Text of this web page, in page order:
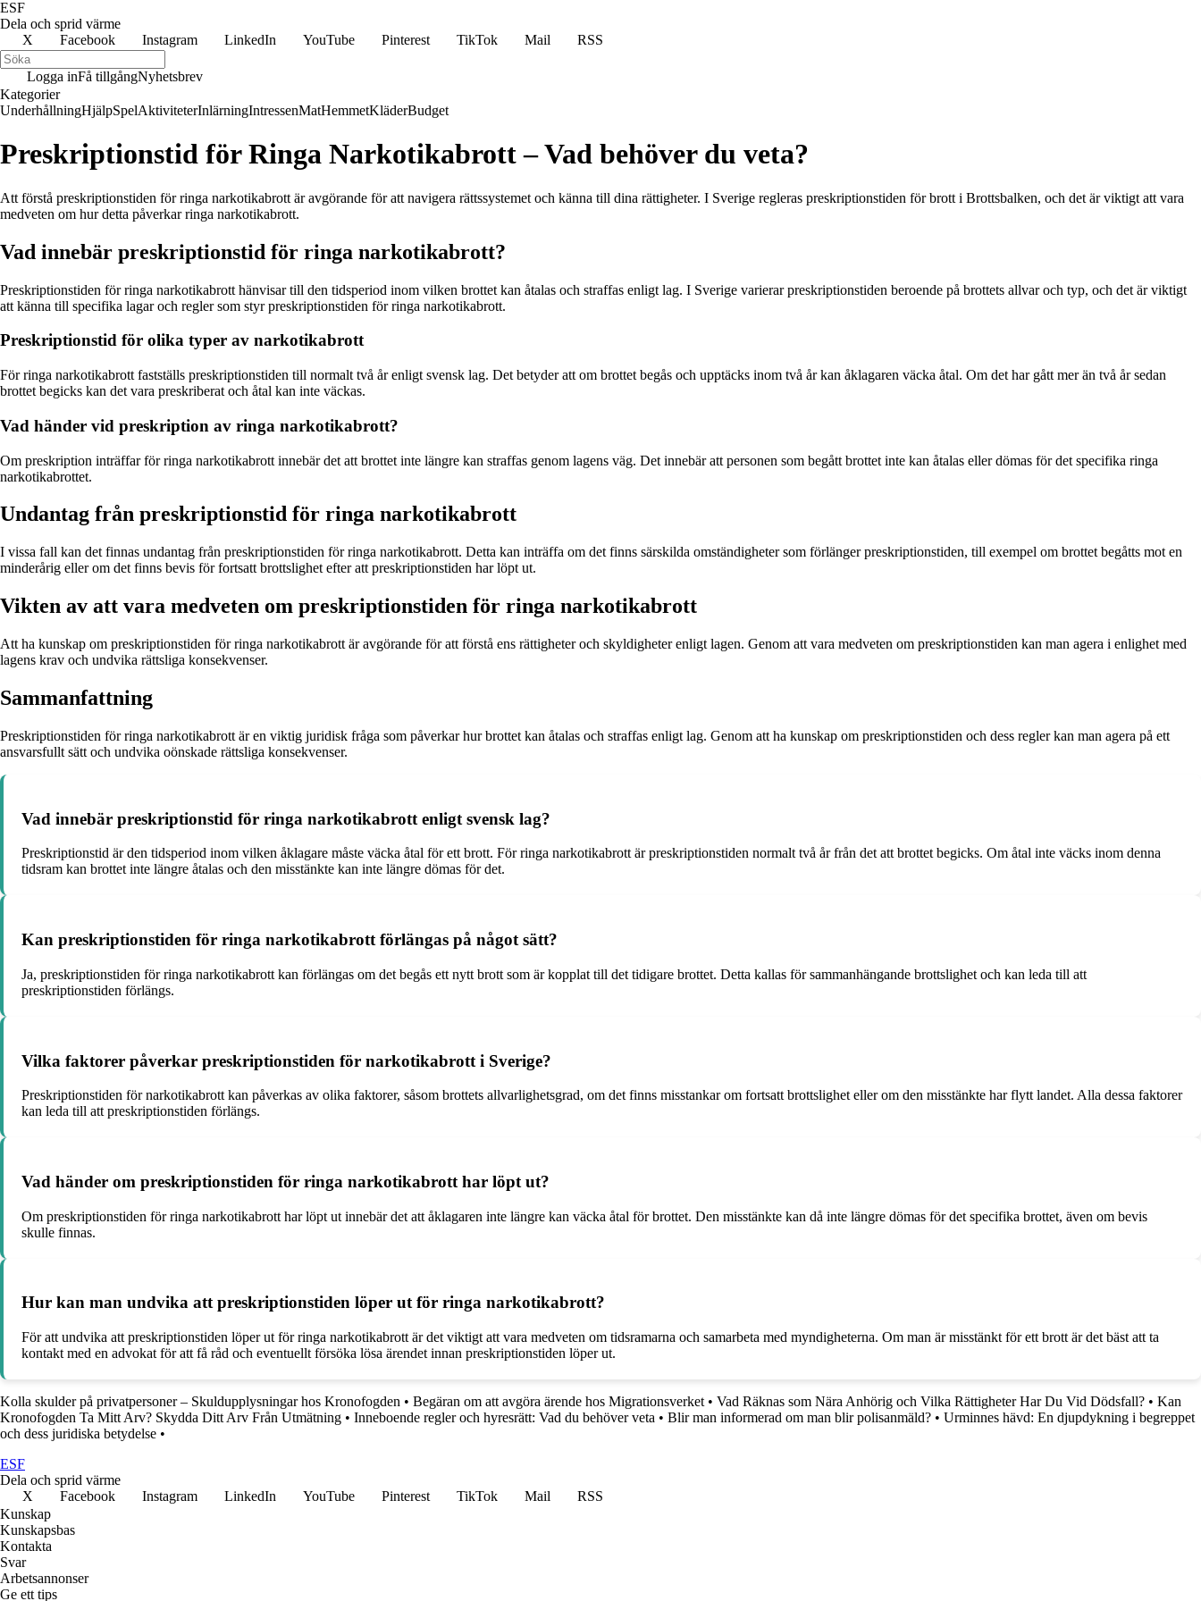
ESF
Dela och sprid värme
X
Facebook Instagram LinkedIn YouTube Pinterest TikTok Mail RSS
Logga inFå tillgångNyhetsbrev
Kategorier
UnderhållningHjälpSpelAktiviteterInlärningIntressenMatHemmetKläderBudget
Preskriptionstid för Ringa Narkotikabrott – Vad behöver du veta?
Att förstå preskriptionstiden för ringa narkotikabrott är avgörande för att navigera rättssystemet och känna till dina rättigheter. I Sverige regleras preskriptionstiden för brott i Brottsbalken, och det är viktigt att vara
medveten om hur detta påverkar ringa narkotikabrott.
Vad innebär preskriptionstid för ringa narkotikabrott?
Preskriptionstiden för ringa narkotikabrott hänvisar till den tidsperiod inom vilken brottet kan åtalas och straffas enligt lag. I Sverige varierar preskriptionstiden beroende på brottets allvar och typ, och det är viktigt
att känna till specifika lagar och regler som styr preskriptionstiden för ringa narkotikabrott.
Preskriptionstid för olika typer av narkotikabrott
För ringa narkotikabrott fastställs preskriptionstiden till normalt två år enligt svensk lag. Det betyder att om brottet begås och upptäcks inom två år kan åklagaren väcka åtal. Om det har gått mer än två år sedan
brottet begicks kan det vara preskriberat och åtal kan inte väckas.
Vad händer vid preskription av ringa narkotikabrott?
Om preskription inträffar för ringa narkotikabrott innebär det att brottet inte längre kan straffas genom lagens väg. Det innebär att personen som begått brottet inte kan åtalas eller dömas för det specifika ringa
narkotikabrottet.
Undantag från preskriptionstid för ringa narkotikabrott
I vissa fall kan det finnas undantag från preskriptionstiden för ringa narkotikabrott. Detta kan inträffa om det finns särskilda omständigheter som förlänger preskriptionstiden, till exempel om brottet begåtts mot en
minderårig eller om det finns bevis för fortsatt brottslighet efter att preskriptionstiden har löpt ut.
Vikten av att vara medveten om preskriptionstiden för ringa narkotikabrott
Att ha kunskap om preskriptionstiden för ringa narkotikabrott är avgörande för att förstå ens rättigheter och skyldigheter enligt lagen. Genom att vara medveten om preskriptionstiden kan man agera i enlighet med
lagens krav och undvika rättsliga konsekvenser.
Sammanfattning
Preskriptionstiden för ringa narkotikabrott är en viktig juridisk fråga som påverkar hur brottet kan åtalas och straffas enligt lag. Genom att ha kunskap om preskriptionstiden och dess regler kan man agera på ett
ansvarsfullt sätt och undvika oönskade rättsliga konsekvenser.
Vad innebär preskriptionstid för ringa narkotikabrott enligt svensk lag?
Preskriptionstid är den tidsperiod inom vilken åklagare måste väcka åtal för ett brott. För ringa narkotikabrott är preskriptionstiden normalt två år från det att brottet begicks. Om åtal inte väcks inom denna
tidsram kan brottet inte längre åtalas och den misstänkte kan inte längre dömas för det.
Kan preskriptionstiden för ringa narkotikabrott förlängas på något sätt?
Ja, preskriptionstiden för ringa narkotikabrott kan förlängas om det begås ett nytt brott som är kopplat till det tidigare brottet. Detta kallas för sammanhängande brottslighet och kan leda till att
preskriptionstiden förlängs.
Vilka faktorer påverkar preskriptionstiden för narkotikabrott i Sverige?
Preskriptionstiden för narkotikabrott kan påverkas av olika faktorer, såsom brottets allvarlighetsgrad, om det finns misstankar om fortsatt brottslighet eller om den misstänkte har flytt landet. Alla dessa faktorer
kan leda till att preskriptionstiden förlängs.
Vad händer om preskriptionstiden för ringa narkotikabrott har löpt ut?
Om preskriptionstiden för ringa narkotikabrott har löpt ut innebär det att åklagaren inte längre kan väcka åtal för brottet. Den misstänkte kan då inte längre dömas för det specifika brottet, även om bevis
skulle finnas.
Hur kan man undvika att preskriptionstiden löper ut för ringa narkotikabrott?
För att undvika att preskriptionstiden löper ut för ringa narkotikabrott är det viktigt att vara medveten om tidsramarna och samarbeta med myndigheterna. Om man är misstänkt för ett brott är det bäst att ta
kontakt med en advokat för att få råd och eventuellt försöka lösa ärendet innan preskriptionstiden löper ut.
Kolla skulder på privatpersoner – Skuldupplysningar hos Kronofogden • Begäran om att avgöra ärende hos Migrationsverket • Vad Räknas som Nära Anhörig och Vilka Rättigheter Har Du Vid Dödsfall? • Kan
Kronofogden Ta Mitt Arv? Skydda Ditt Arv Från Utmätning • Inneboende regler och hyresrätt: Vad du behöver veta • Blir man informerad om man blir polisanmäld? • Urminnes hävd: En djupdykning i begreppet
och dess juridiska betydelse •
ESF
Dela och sprid värme
X
Facebook Instagram LinkedIn YouTube Pinterest TikTok Mail
RSS
Kunskap
Kunskapsbas
Kontakta
Svar
Arbetsannonser
Ge ett tips